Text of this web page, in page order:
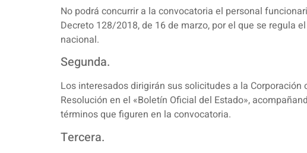
No podrá concurrir a la convocatoria el personal
Decreto 128/2018, de 16 de marzo, por el que se regula
nacional.
Segunda.
Los interesados dirigirán sus solicitudes a la
Resolución en el «Boletín Oficial del Estado»,
términos que figuren en la convocatoria.
Tercera.